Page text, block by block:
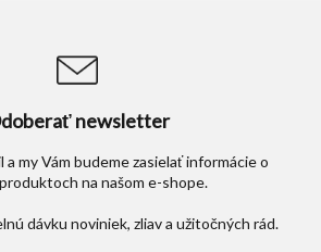
newsletter
my Vám budeme zasielať informácie o
na našom e-shope.